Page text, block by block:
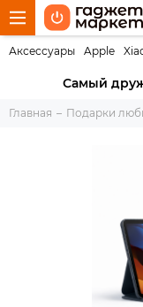
Аксессуары Apple
Самый
Главная Подарки